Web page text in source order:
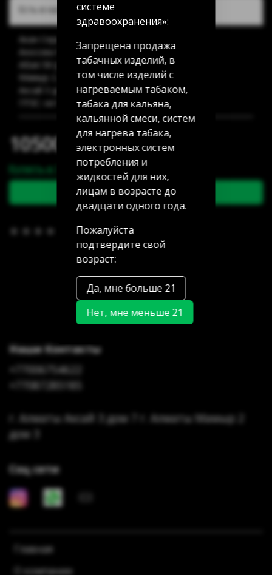
(0) В избранное
10500.00 тг
Купить в 1 клик
В корзину
Есть в наличии:
Акан Серы 20/5: нет в наличии
Аносова 91: 4 шт
Абая 58 (уг Манаса): нет в наличии
Мамыр 2 дом 3: нет в наличии
Аксай 3 дом 7: нет в наличии
ГРЭС: нет в наличии
Главная
О компании
Наши Контакты
+77006754622
+77087285185
г. Алматы Аксай 3 дом 7 г. Алматы Мамыр 2
дом 3
Соц сети
системе
здравоохранения»:
Запрещена продажа
табачных изделий, в
том числе изделий с
нагреваемым табаком,
табака для кальяна,
кальянной смеси, систем
для нагрева табака,
электронных систем
потребления и
жидкостей для них,
лицам в возрасте до
двадцати одного года.
Пожалуйста
подтвердите свой
возраст:
Да, мне больше 21
Нет, мне меньше 21